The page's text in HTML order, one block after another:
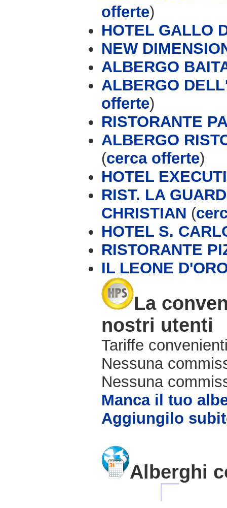
offerte)
HOTEL GALLO
NEW
ALBERGO
ALBERGO
offerte)
RISTORANTE
ALBERGO
(cerca offerte)
HOTEL
RIST. LA
CHRISTIAN (
HOTEL S.
RISTORANTE
IL LEONE
La
nostri utenti
Tariffe
Nessuna
Nessuna
Manca il tuo
Aggiungilo
Alberghi